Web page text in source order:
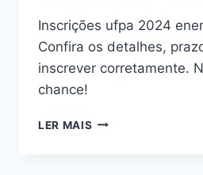
Inscrições ufpa 2024
Confira os detalhes,
inscrever corretamente.
chance!
LER MAIS INSCRIÇÕES